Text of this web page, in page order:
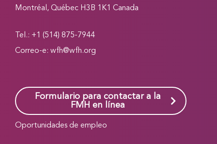
Montréal, Québec H3B 1K1 Canada
Tel.: +1 (514) 875-7944
Correo-e:wfh@wfh.org
Formulario para contactar a la
FMH en línea
Oportunidades de empleo